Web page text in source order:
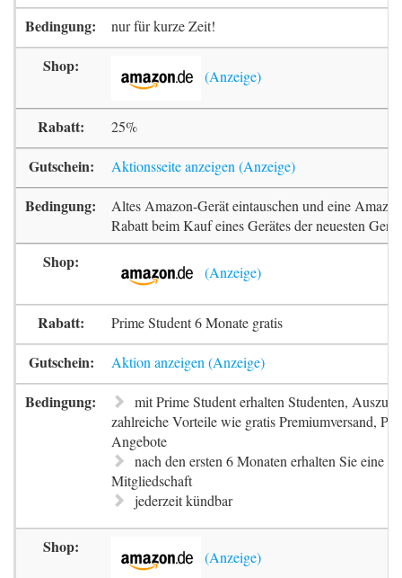
nur für kurze Zeit!
25%
Aktionsseite anzeigen
Altes Amazon-Gerät eintauschen und eine
Rabatt beim Kauf eines Gerätes der neuesten
Prime Student 6 Monate gratis
Aktion anzeigen
mit Prime Student erhalten Studenten,
zahlreiche Vorteile wie gratis Premiumversand,
Angebote
nach den ersten 6 Monaten erhalten Sie eine
Mitgliedschaft
jederzeit kündbar